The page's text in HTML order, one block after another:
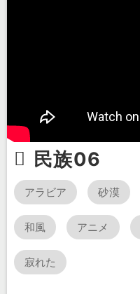
民族06
アラビア 砂漠
和風 アニメ
寂れた